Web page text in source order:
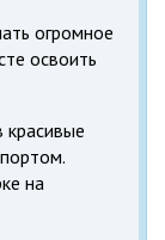
огромное
освоить
красивые
на